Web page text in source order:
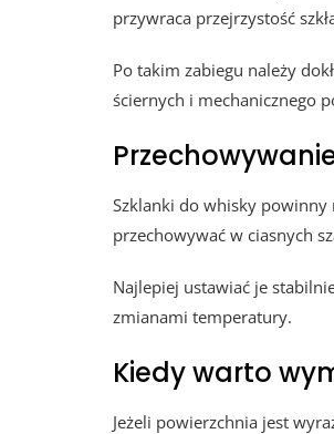
przywraca przejrzystość
Po takim zabiegu należy
ściernych i mechanicznego
Szklanki do whisky powinny
przechowywać w ciasnych
Najlepiej ustawiać je
zmianami temperatury.
Kiedy warto
Jeżeli powierzchnia jest